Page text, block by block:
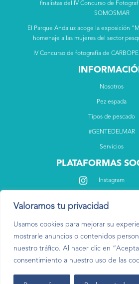
Valoramos tu privacidad
Usamos cookies para mejorar su
mostrarle anuncios o contenidos
nuestro tráfico. Al hacer clic en
consentimiento a nuestro uso de las
finalistas del IV Concurso de
SOMOSMAR
El Parque Andaluz acoge la exposición
homenaje a las mujeres del sector
IV Concurso de fotografía de
Nosotros
Pez espada
Tipos de pescado
#GENTEDELMAR
Servicios
PLATAFORMAS
Instagram
Aviso legal Política de
Copyright 2026 © Todos los